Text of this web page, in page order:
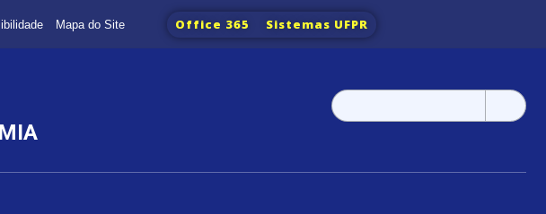
Mapa do Site Office 365 Sistemas UFPR
Pesquisar
por: